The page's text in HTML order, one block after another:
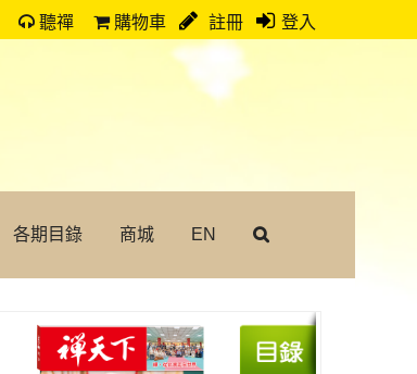
聽禪 購物車 註冊 登入
各期目錄 商城 EN